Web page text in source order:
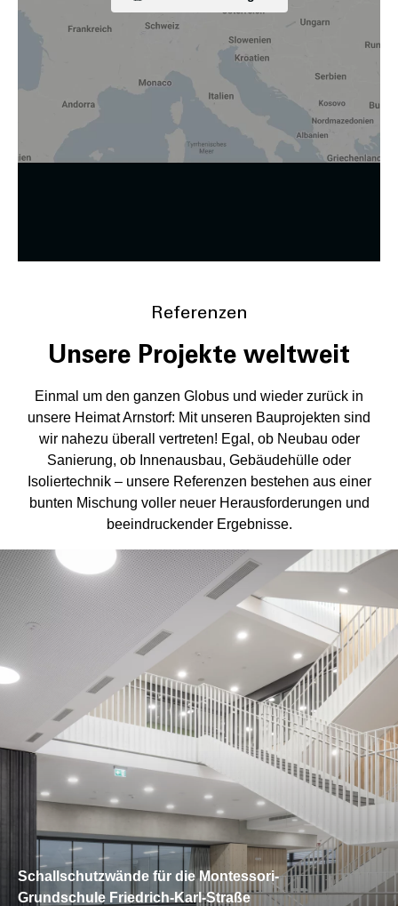
angemessenes Datenschutzniveau vorliegt und von diesen
verarbeitet wird, z. B. die USA. Ihre Einwilligung ist stets
freiwillig, für die Nutzung unserer Website nicht erforderlich
und kann jederzeit auf unserer Seite abgelehnt oder
Zustimmung ändern
Referenzen
Unsere Projekte weltweit
Einmal um den ganzen Globus und wieder zurück in
unsere Heimat Arnstorf: Mit unseren Bauprojekten sind
wir nahezu überall vertreten! Egal, ob Neubau oder
Sanierung, ob Innenausbau, Gebäudehülle oder
Isoliertechnik – unsere Referenzen bestehen aus einer
bunten Mischung voller neuer Herausforderungen und
beeindruckender Ergebnisse.
Schallschutzwände für die Montessori-
Grundschule Friedrich-Karl-Straße